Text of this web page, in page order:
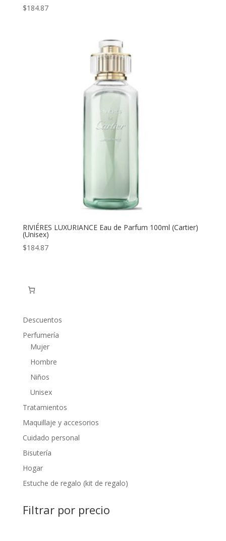
$184.87
RIVIÉRES LUXURIANCE Eau de Parfum 100ml (Cartier)
(Unisex)
$184.87
Descuentos
Perfumería
Mujer
Hombre
Niños
Unisex
Tratamientos
Maquillaje y accesorios
Cuidado personal
Bisutería
Hogar
Estuche de regalo (kit de regalo)
Filtrar por precio